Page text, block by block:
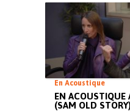
En Acoustique
EN ACOUSTIQUE
(SAM OLD